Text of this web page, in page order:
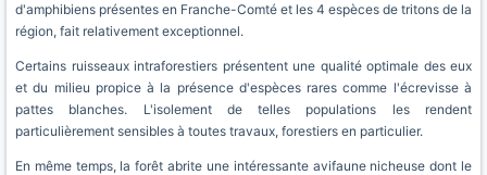
d'amphibiens présentes en Franche-Comté et les 4 espèces de tritons de la
région, fait relativement exceptionnel.
Certains ruisseaux intraforestiers présentent une qualité optimale des eux
et du milieu propice à la présence d'espèces rares comme l'écrevisse à
pattes blanches. L'isolement de telles populations les rendent
particulièrement sensibles à toutes travaux, forestiers en particulier.
En même temps, la forêt abrite une intéressante avifaune nicheuse dont le